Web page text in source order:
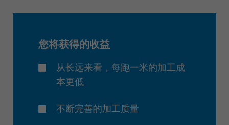
您将获得的收益
从长远来看，每跑一米的加工成
本更低
不断完善的加工质量